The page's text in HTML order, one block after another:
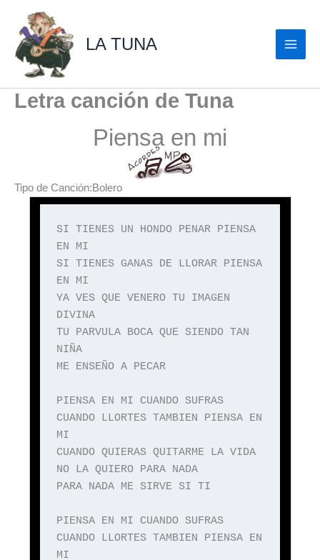
contenido
LA TUNA
Letra canción de Tuna
Piensa en mi
Tipo de Canción:Bolero
SI TIENES UN HONDO PENAR PIENSA
EN MI
SI TIENES GANAS DE LLORAR PIENSA
EN MI
YA VES QUE VENERO TU IMAGEN
DIVINA
TU PARVULA BOCA QUE SIENDO TAN
NIÑA
ME ENSEÑO A PECAR
PIENSA EN MI CUANDO SUFRAS
CUANDO LLORTES TAMBIEN PIENSA EN
MI
CUANDO QUIERAS QUITARME LA VIDA
NO LA QUIERO PARA NADA
PARA NADA ME SIRVE SI TI
PIENSA EN MI CUANDO SUFRAS
CUANDO LLORTES TAMBIEN PIENSA EN
MI